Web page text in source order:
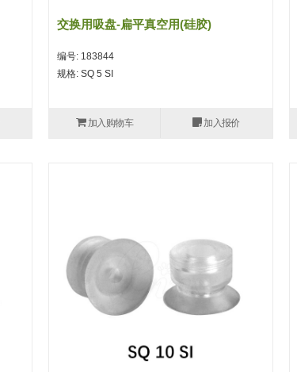
交换用吸盘-扁平真空用(硅胶)
编号: 183844
规格: SQ 5 SI
加入购物车 加入报价